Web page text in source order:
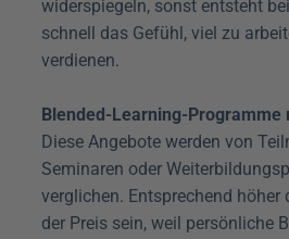
widerspiegeln, sonst entsteht
schnell das Gefühl, viel zu
verdienen.
Blended-Learning-Programme
Diese Angebote werden von
Seminaren oder
verglichen. Entsprechend
der Preis sein, weil persönliche